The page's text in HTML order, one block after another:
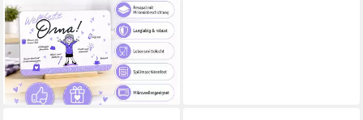
Frühstücksbrettchen aus
Resopal - Weltbeste Oma,
Resopal
12,60 €
lieferbar - in 2-3 Werktagen bei dir